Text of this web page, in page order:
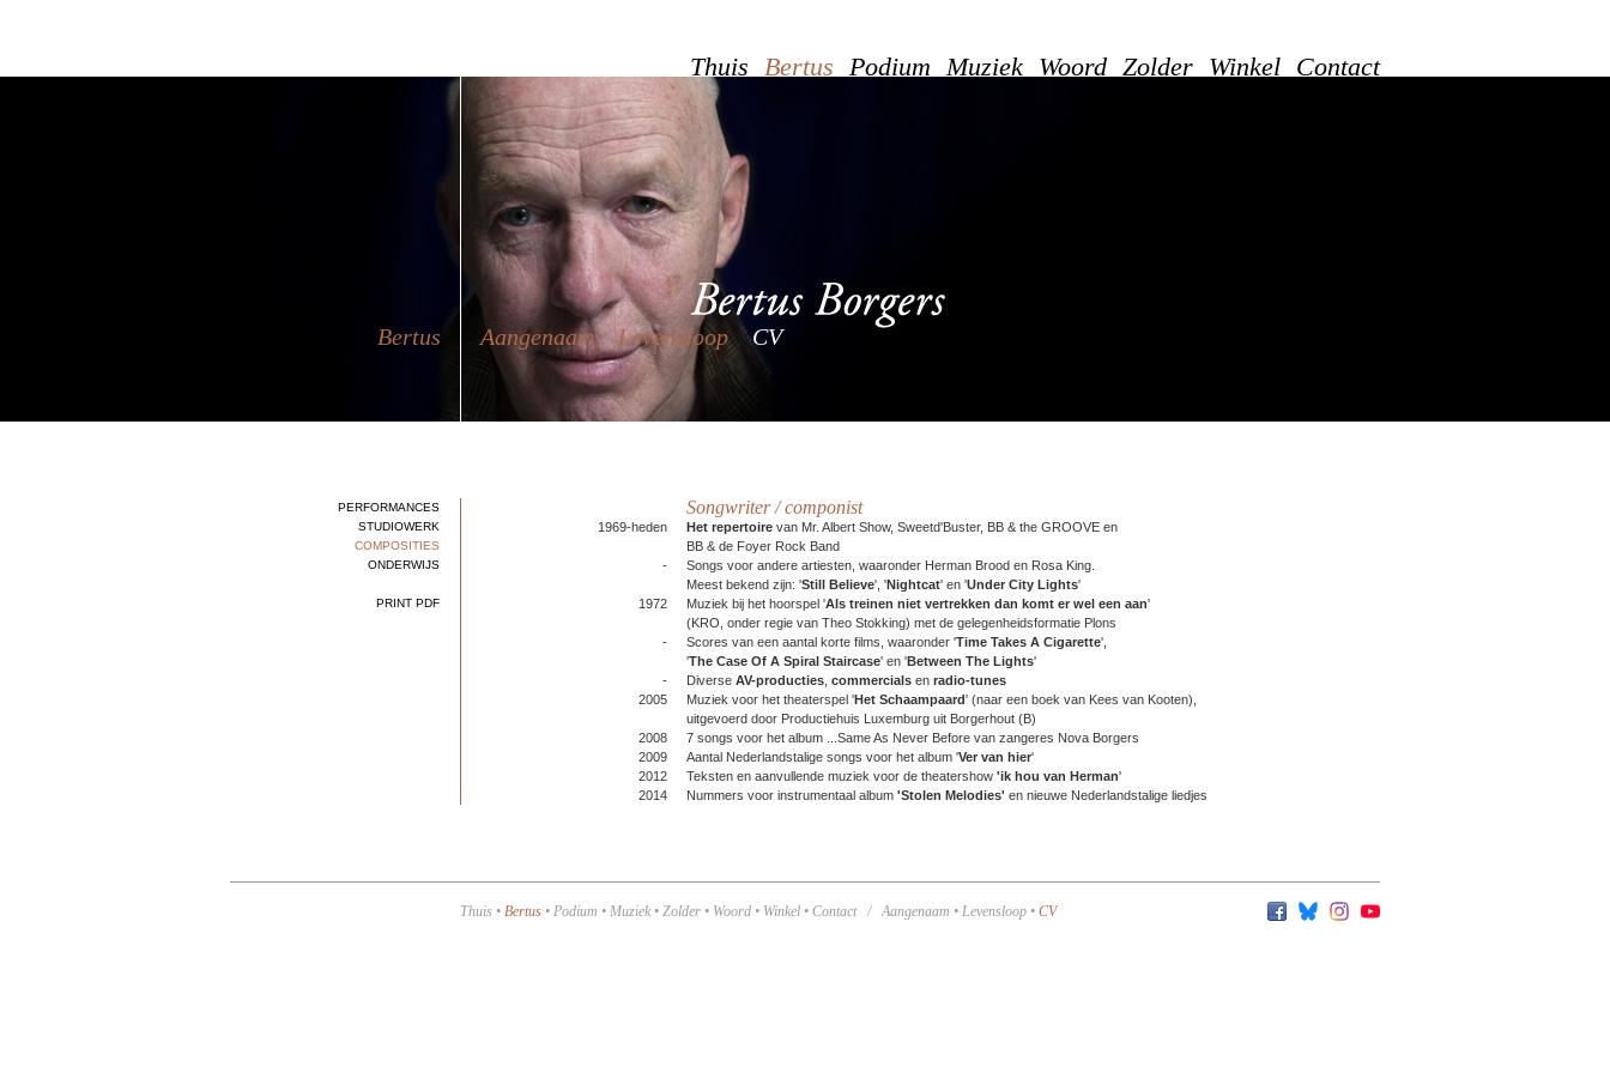
Songwriter / componist
1969-heden Het repertoire van Mr. Albert Show, Sweetd'Buster, BB & the GROOVE en
BB & de Foyer Rock Band
-
Songs voor andere artiesten, waaronder Herman Brood en Rosa King.
Meest bekend zijn: 'Still Believe', 'Nightcat' en 'Under City Lights'
1972
Muziek bij het hoorspel 'Als treinen niet vertrekken dan komt er wel een aan'
(KRO, onder regie van Theo Stokking) met de gelegenheidsformatie Plons
-
Scores van een aantal korte films, waaronder 'Time Takes A Cigarette',
'The Case Of A Spiral Staircase' en 'Between The Lights'
-
Diverse AV-producties commercials en radio-tunes
2005
Muziek voor het theaterspel 'Het Schaampaard' (naar een boek van Kees van Kooten),
uitgevoerd door Productiehuis Luxemburg uit Borgerhout (B)
2008
7 songs voor het album ...Same As Never Before van zangeres Nova Borgers
2009
Aantal Nederlandstalige songs voor het album 'Ver van hier'
2012
Teksten en aanvullende muziek voor de theatershow 'ik hou van Herman'
2014
Nummers voor instrumentaal album 'Stolen Melodies' en nieuwe Nederlandstalige liedjes
Thuis • Bertus • Podium • Muziek • Zolder • Woord • Winkel • Contact/Aangenaam • Levensloop • CV
Thuis Bertus Podium Muziek Woord Zolder Winkel Contact
Aangenaam Levensloop CV
Bertus
PERFORMANCES
STUDIOWERK
COMPOSITIES
ONDERWIJS
PRINT PDF